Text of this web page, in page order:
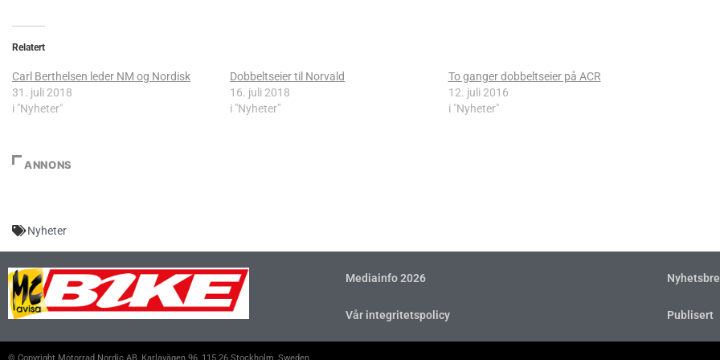
Relatert
Carl Berthelsen leder NM og Nordisk
31. juli 2018
i "Nyheter"
Dobbeltseier til Norvald
16. juli 2018
i "Nyheter"
To ganger dobbeltseier på ACR
12. juli 2016
i "Nyheter"
ANNONS
Nyheter
Mediainfo 2026
Vår integritetspolicy Publisert